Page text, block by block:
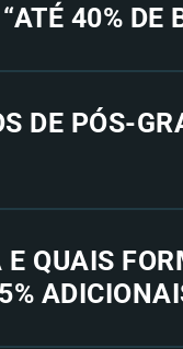
40% DE
DE PÓS-
QUAIS